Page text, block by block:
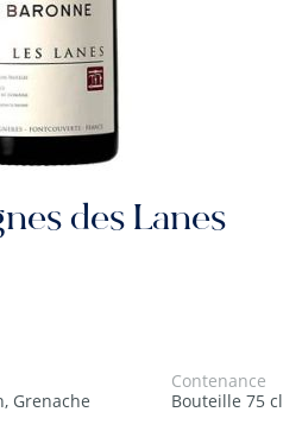
des Lanes
Grenache
Contenance
Bouteille 75 cl